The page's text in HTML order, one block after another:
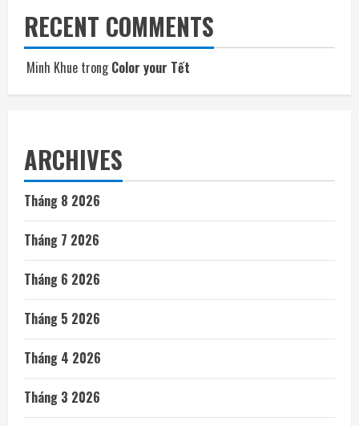
RECENT COMMENTS
Minh Khue trongColor your Tết
ARCHIVES
Tháng 8 2026
Tháng 7 2026
Tháng 6 2026
Tháng 5 2026
Tháng 4 2026
Tháng 3 2026